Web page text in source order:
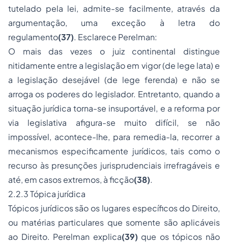
tutelado pela lei, admite-se facilmente, através da
argumentação, uma exceção à letra do
regulamento(37). Esclarece Perelman:
O mais das vezes o juiz continental distingue
nitidamente entre a legislação em vigor (de lege lata) e
a legislação desejável (de lege ferenda) e não se
arroga os poderes do legislador. Entretanto, quando a
situação jurídica torna-se insuportável, e a reforma por
via legislativa afigura-se muito difícil, se não
impossível, acontece-lhe, para remedia-la, recorrer a
mecanismos especificamente jurídicos, tais como o
recurso às presunções jurisprudenciais irrefragáveis e
até, em casos extremos, à ficção(38).
2.2.3 Tópica jurídica
Tópicos jurídicos são os lugares específicos do Direito,
ou matérias particulares que somente são aplicáveis
ao Direito. Perelman explica(39) que os tópicos não